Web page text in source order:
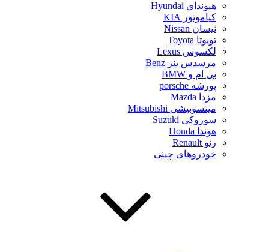
هیوندای Hyundai
کیاموتور KIA
نیسان Nissan
تویوتا Toyota
لکسوس Lexus
مرسدس بنز Benz
بی ام و BMW
پورشه porsche
مزدا Mazda
میتسوبیشی Mitsubishi
سوزوکی Suzuki
هوندا Honda
رنو Renault
خودروهای چینی